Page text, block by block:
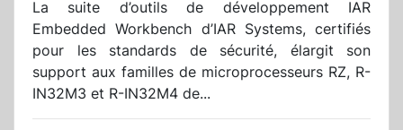
La suite d’outils de développement IAR
Embedded Workbench d’IAR Systems, certifiés
pour les standards de sécurité, élargit son
support aux familles de microprocesseurs RZ, R-
IN32M3 et R-IN32M4 de...